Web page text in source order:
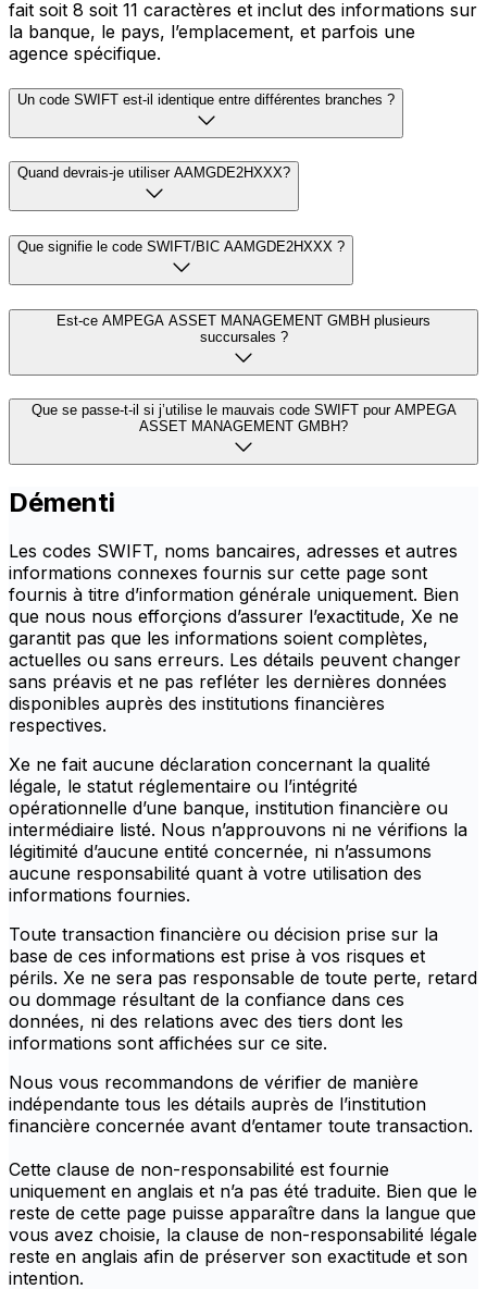
fait soit 8 soit 11 caractères et inclut des informations sur
la banque, le pays, l’emplacement, et parfois une
agence spécifique.
Un code SWIFT est-il identique entre différentes branches ?
Quand devrais-je utiliser AAMGDE2HXXX?
Que signifie le code SWIFT/BIC AAMGDE2HXXX ?
Est-ce AMPEGA ASSET MANAGEMENT GMBH plusieurs
succursales ?
Que se passe-t-il si j’utilise le mauvais code SWIFT pour AMPEGA
ASSET MANAGEMENT GMBH?
Démenti
Les codes SWIFT, noms bancaires, adresses et autres
informations connexes fournis sur cette page sont
fournis à titre d’information générale uniquement. Bien
que nous nous efforçions d’assurer l’exactitude, Xe ne
garantit pas que les informations soient complètes,
actuelles ou sans erreurs. Les détails peuvent changer
sans préavis et ne pas refléter les dernières données
disponibles auprès des institutions financières
respectives.
Xe ne fait aucune déclaration concernant la qualité
légale, le statut réglementaire ou l’intégrité
opérationnelle d’une banque, institution financière ou
intermédiaire listé. Nous n’approuvons ni ne vérifions la
légitimité d’aucune entité concernée, ni n’assumons
aucune responsabilité quant à votre utilisation des
informations fournies.
Toute transaction financière ou décision prise sur la
base de ces informations est prise à vos risques et
périls. Xe ne sera pas responsable de toute perte, retard
ou dommage résultant de la confiance dans ces
données, ni des relations avec des tiers dont les
informations sont affichées sur ce site.
Nous vous recommandons de vérifier de manière
indépendante tous les détails auprès de l’institution
financière concernée avant d’entamer toute transaction.
Cette clause de non-responsabilité est fournie
uniquement en anglais et n’a pas été traduite. Bien que le
reste de cette page puisse apparaître dans la langue que
vous avez choisie, la clause de non-responsabilité légale
reste en anglais afin de préserver son exactitude et son
intention.